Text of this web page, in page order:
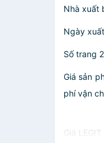
Nhà xuất
Ngày
Số trang
Giá sản
phí vận
Giá LEGIT